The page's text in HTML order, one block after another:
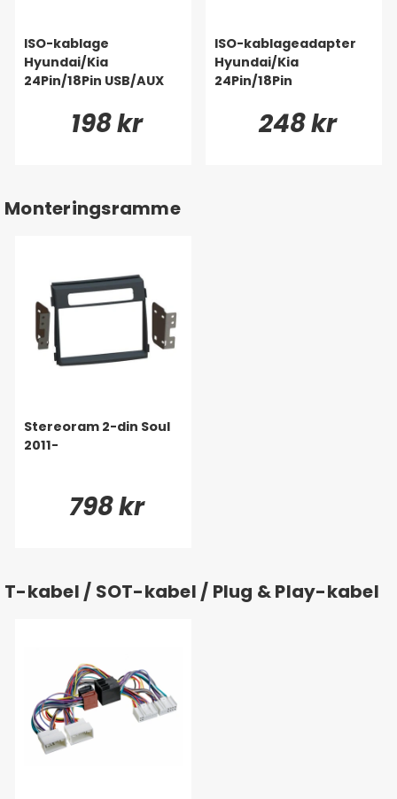
ISO-kablage
Hyundai/Kia
24Pin/18Pin USB/AUX
198 kr
ISO-kablageadapter
Hyundai/Kia
24Pin/18Pin
248 kr
Monteringsramme
Stereoram 2-din Soul
2011-
798 kr
T-kabel / SOT-kabel / Plug & Play-kabel